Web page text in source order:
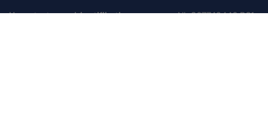
Umsatzsteuer-Identifikationsnummer:NL 867742446 B01